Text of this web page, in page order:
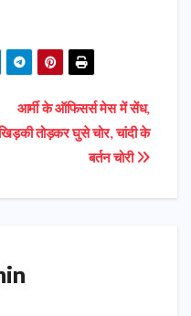
e
n
g
r
gr
m r
आर्मी के ऑफिसर्स मेस में सेंध,
तोड़कर घुसे चोर, चांदी के
बर्तन चोरी